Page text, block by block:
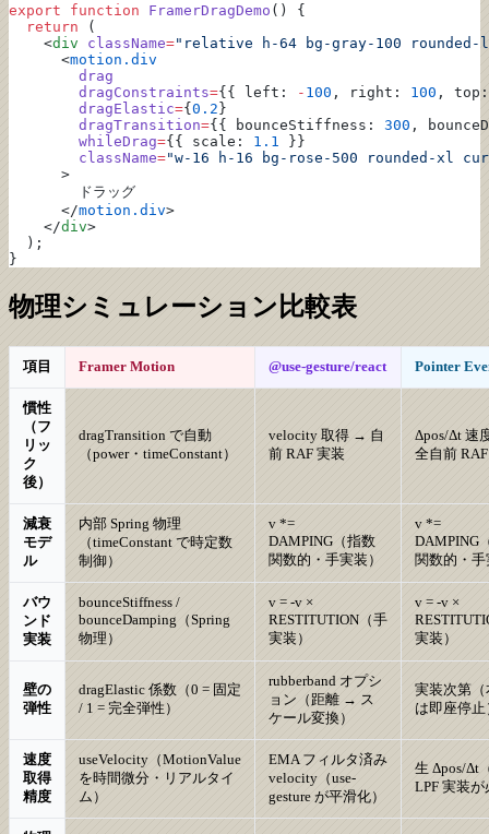
export function FramerDragDemo () {
  return
(
    <
div className="relative h-64 bg-gray-100
      <
motion.div
        drag
        dragConstraints
={{ left: - 100 , right: 100 ,
        dragElastic
={ 0.2 }
        dragTransition
={{ bounceStiffness: 300 ,
        whileDrag
={{ scale: 1.1
}}
        className
="w-16 h-16 bg-rose-500 rounded-xl
      >
        ドラッグ
      </
motion.div>
    </
div>
  );
}
物理シミュレーション比較表
項目 Framer Motion @use-gesture/react Pointer
慣性
（フ
リッ
ク
後）
dragTransition で自動
（power・timeConstant）
velocity 取得 → 自
前 RAF 実装
Δpos/Δt 速
全自前
減衰
モデ
ル
内部 Spring 物理
（timeConstant で時定数
制御）
v *=
DAMPING（指数
関数的・手実装）
v *=
DAMPING
関数的・
バウ
ンド
実装
bounceStiffness /
bounceDamping（Spring
物理）
v = -v ×
RESTITUTION（手
実装）
v = -v ×
実装）
壁の
弾性
dragElastic 係数（0 = 固定
/ 1 = 完全弾性）
rubberband オプシ
ョン（距離 → ス
ケール変換）
実装次第（
は即座停止
速度
取得
精度
useVelocity（MotionValue
を時間微分・リアルタイ
ム）
EMA フィルタ済み
velocity（use-
gesture が平滑化）
生 Δpos/Δt
LPF 実装が